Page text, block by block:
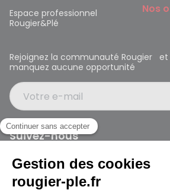
Espace professionnel
Rougier&Plé
Nos
Rejoignez la communauté Rougier et
manquez aucune opportunité
Votre e-mail
Suivez-nous